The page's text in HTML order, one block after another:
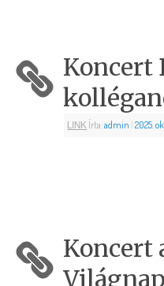
Koncert
LINK Írta:admin 2025.
Koncert